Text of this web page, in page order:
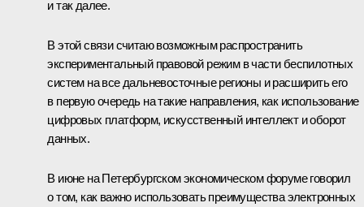
и так далее.
В этой связи считаю возможным распространить
экспериментальный правовой режим в части беспилотных
систем на все дальневосточные регионы и расширить его
в первую очередь на такие направления, как использование
цифровых платформ, искусственный интеллект и оборот
данных.
В июне на Петербургском экономическом форуме говорил
о том, как важно использовать преимущества электронных